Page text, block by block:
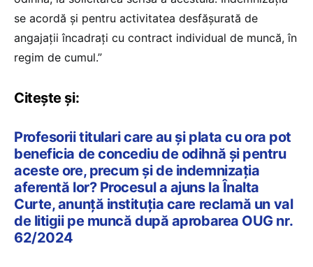
se acordă şi pentru activitatea desfăşurată de
angajaţii încadraţi cu contract individual de muncă, în
regim de cumul.”
Citește și:
Profesorii titulari care au și plata cu ora pot
beneficia de concediu de odihnă și pentru
aceste ore, precum și de indemnizația
aferentă lor? Procesul a ajuns la Înalta
Curte, anunță instituția care reclamă un val
de litigii pe muncă după aprobarea OUG nr.
62/2024